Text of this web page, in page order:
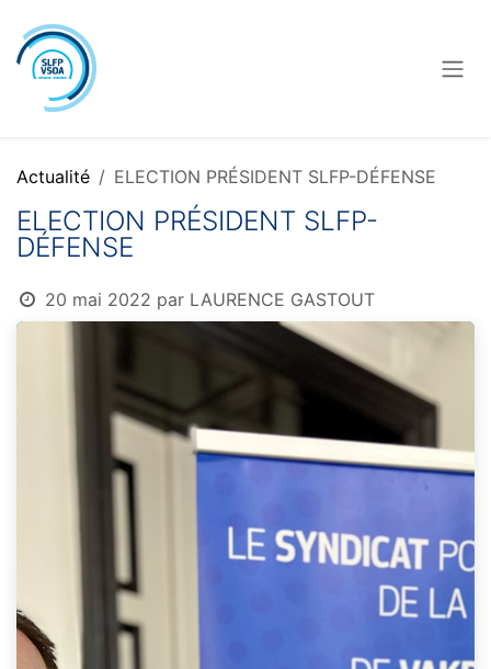
Actualité ELECTION PRÉSIDENT SLFP-DÉFENSE
ELECTION PRÉSIDENT SLFP-
DÉFENSE
20 mai 2022 par LAURENCE GASTOUT